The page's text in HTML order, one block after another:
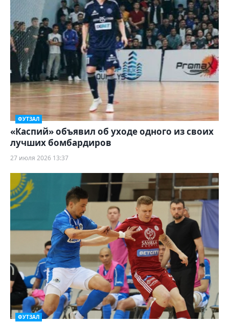
ФУТЗАЛ
«Каспий» объявил об уходе одного из своих
лучших бомбардиров
27 июля 2026 13:37
ФУТЗАЛ